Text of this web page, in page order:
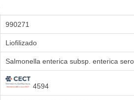
990271
Liofilizado
Salmonella enterica subsp. enterica
4594